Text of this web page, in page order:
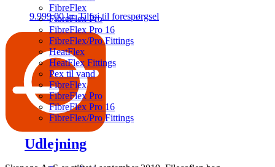
FibreFlex
FibreFlex Pro
FibreFlex Pro 16
FibreFlex/Pro Fittings
HeatFlex
HeatFlex Fittings
Pex til vand
FibreFlex
FibreFlex Pro
FibreFlex Pro 16
FibreFlex/Pro Fittings
Udlejning
9.999,00kr. Tilføj til forespørgsel